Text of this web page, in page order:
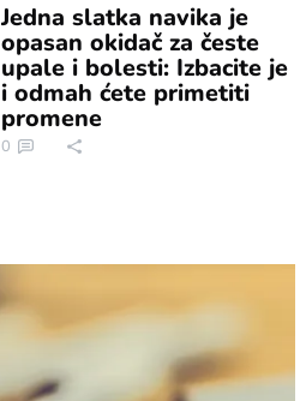
Jedna slatka navika je
opasan okidač za česte
upale i bolesti: Izbacite je
i odmah ćete primetiti
promene
0